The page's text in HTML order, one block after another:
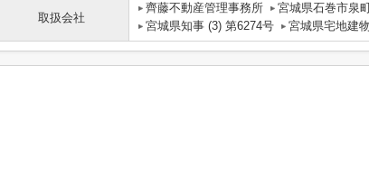
取扱会社
齊藤不動産管理事務所 宮城県石巻市泉
宮城県知事 (3) 第6274号
宮城県宅地建